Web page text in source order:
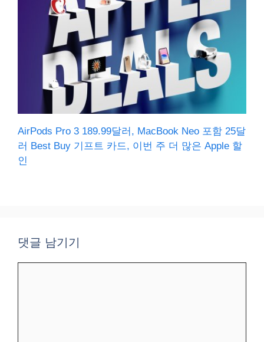
AirPods Pro 3 189.99달러, MacBook Neo 포함 25달
러 Best Buy 기프트 카드, 이번 주 더 많은 Apple 할
인
댓글 남기기